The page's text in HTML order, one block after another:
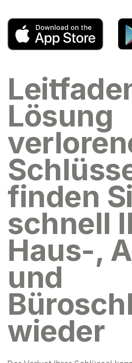
Lösung
finden
schnell
Haus-,
und
wieder